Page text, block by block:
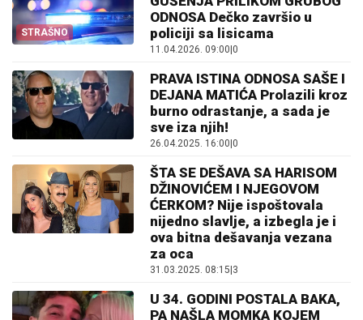
STRAŠNO
ODNOSA Dečko završio u
policiji sa lisicama
11.04.2026. 09:00 0
PRAVA ISTINA ODNOSA SAŠE I
DEJANA MATIĆA Prolazili kroz
burno odrastanje, a sada je
sve iza njih!
26.04.2025. 16:00 0
ŠTA SE DEŠAVA SA HARISOM
DŽINOVIĆEM I NJEGOVOM
ĆERKOM? Nije ispoštovala
nijedno slavlje, a izbegla je i
ova bitna dešavanja vezana
za oca
31.03.2025. 08:15 3
U 34. GODINI POSTALA BAKA,
PA NAŠLA MOMKA KOJEM